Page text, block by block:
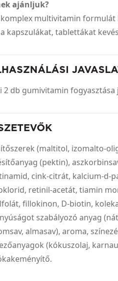
ajánljuk?
multivitamin
kapszulákat, tablettákat
2 db gumivitamin fogyasztása
(maltitol, izomalto-
(pektin),
cink-citrát, kalcium-d-
retinil-acetát, tiamin
fillokinon, D-biotin,
szabályozó anyag
almasav), aroma,
(kókuszolaj,